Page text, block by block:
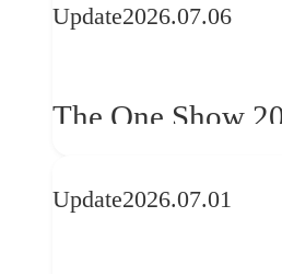
ークフロー設計
Update2026.07.06
The One Show
との接点を、
Update2026.07.01